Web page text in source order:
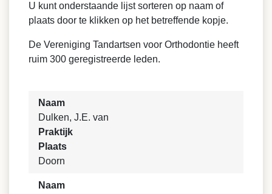
U kunt onderstaande lijst sorteren op naam of
plaats door te klikken op het betreffende kopje.
De Vereniging Tandartsen voor Orthodontie heeft
ruim 300 geregistreerde leden.
Naam
Dulken, J.E. van
Praktijk
Plaats
Doorn
Naam